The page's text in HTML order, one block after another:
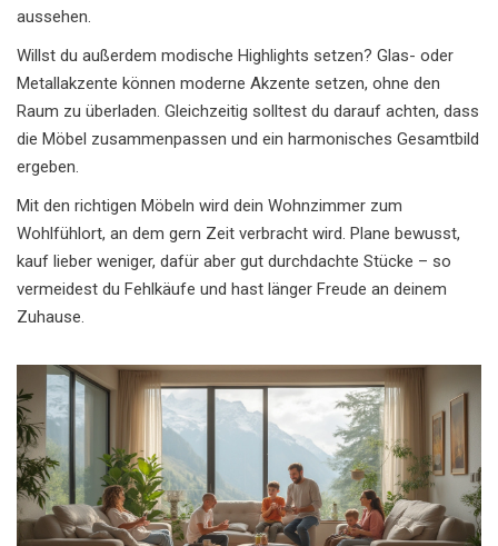
aussehen.
Willst du außerdem modische Highlights setzen? Glas- oder
Metallakzente können moderne Akzente setzen, ohne den
Raum zu überladen. Gleichzeitig solltest du darauf achten, dass
die Möbel zusammenpassen und ein harmonisches Gesamtbild
ergeben.
Mit den richtigen Möbeln wird dein Wohnzimmer zum
Wohlfühlort, an dem gern Zeit verbracht wird. Plane bewusst,
kauf lieber weniger, dafür aber gut durchdachte Stücke – so
vermeidest du Fehlkäufe und hast länger Freude an deinem
Zuhause.